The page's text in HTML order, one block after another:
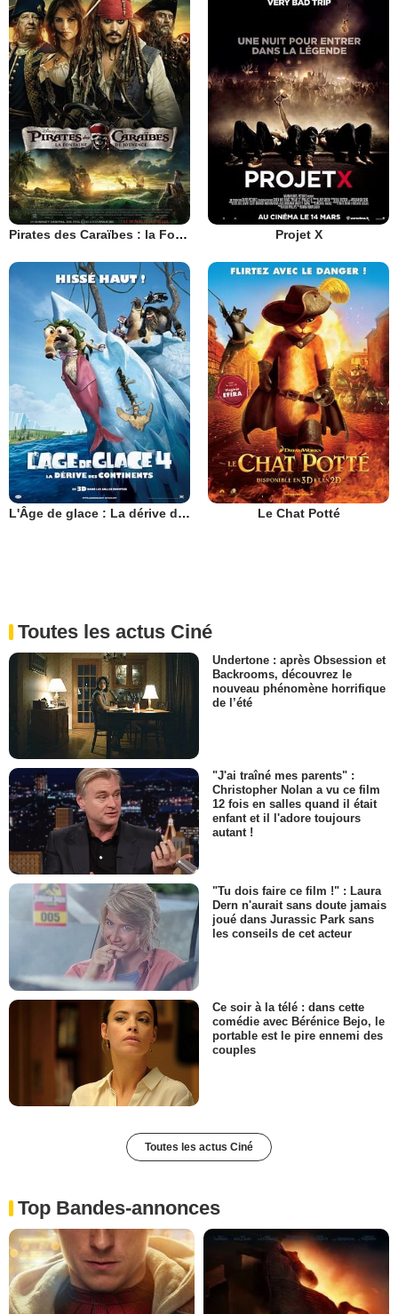
Pirates des Caraïbes : la Fontaine de Jouvence Projet X
L'Âge de glace : La dérive des continents Le Chat Potté
Toutes les actus Ciné
Undertone : après Obsession et
Backrooms, découvrez le
nouveau phénomène horrifique
de l’été
"J'ai traîné mes parents" :
Christopher Nolan a vu ce film
12 fois en salles quand il était
enfant et il l'adore toujours
autant !
"Tu dois faire ce film !" : Laura
Dern n'aurait sans doute jamais
joué dans Jurassic Park sans
les conseils de cet acteur
Ce soir à la télé : dans cette
comédie avec Bérénice Bejo, le
portable est le pire ennemi des
couples
Toutes les actus Ciné
Top Bandes-annonces